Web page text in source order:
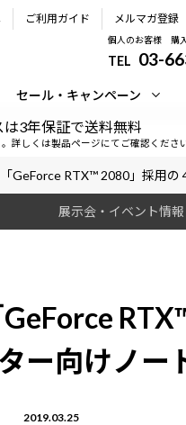
ご利用ガイド メルマガ登録
個人のお客様 購
TEL 03-
セール・キャンペーン
は3年保証で送料無料
詳しくは製品ページにてご確認ください
GeForce RTX™ 2080」採用
展示会・イベント情報
ー向けノー
2019.03.25